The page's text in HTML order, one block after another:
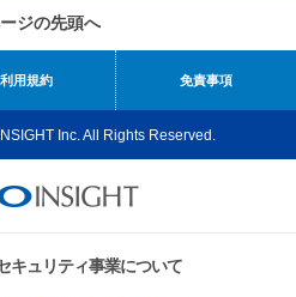
ジの先頭へ
利用規約 免責事項
Inc. All Rights Reserved.
キュリティ事業について